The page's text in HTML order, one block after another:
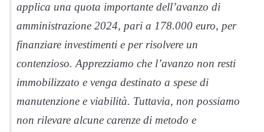
applica una quota importante dell’avanzo di
amministrazione 2024, pari a 178.000 euro, per
finanziare investimenti e per risolvere un
contenzioso. Apprezziamo che l’avanzo non resti
immobilizzato e venga destinato a spese di
manutenzione e viabilità. Tuttavia, non possiamo
non rilevare alcune carenze di metodo e